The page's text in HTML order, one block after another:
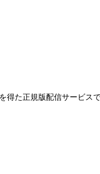
た正規版配信サービス